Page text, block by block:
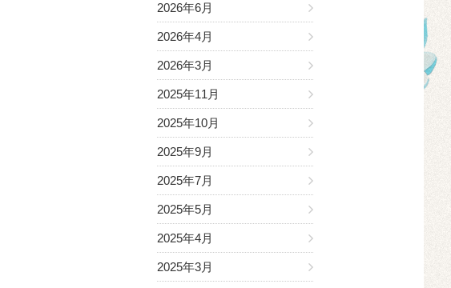
2026年6月
2026年4月
2026年3月
2025年11月
2025年10月
2025年9月
2025年7月
2025年5月
2025年4月
2025年3月